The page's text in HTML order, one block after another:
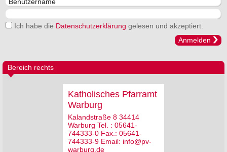
Ich habe die Datenschutzerklärung gelesen und akzeptiert.
Anmelden
Bereich rechts
Katholisches Pfarramt
Warburg
Kalandstraße 8 34414
Warburg Tel. : 05641-
744333-0 Fax.: 05641-
744333-9 Email: info@pv-
warburg.de